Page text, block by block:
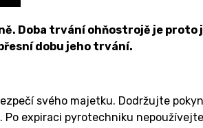
Doba trvání ohňostrojě je proto
dobu jeho trvání.
svého majetku. Dodržujte
expiraci pyrotechniku